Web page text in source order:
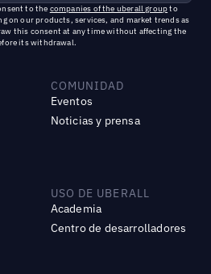
to the companies of the uberall groupto
on our products, services, and market trends as
this consent at any time without affecting the
its withdrawal.
COMUNIDAD
Eventos
Noticias y prensa
USO DE UBERALL
Academia
Centro de desarrolladores